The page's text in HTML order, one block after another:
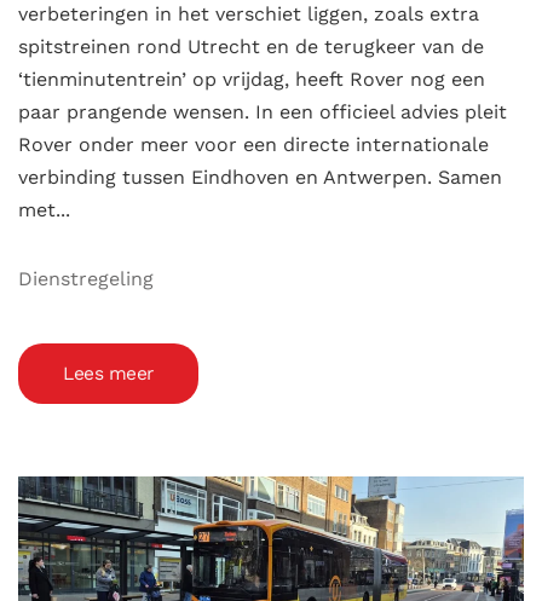
verbeteringen in het verschiet liggen, zoals extra
spitstreinen rond Utrecht en de terugkeer van de
‘tienminutentrein’ op vrijdag, heeft Rover nog een
paar prangende wensen. In een officieel advies pleit
Rover onder meer voor een directe internationale
verbinding tussen Eindhoven en Antwerpen. Samen
met...
Dienstregeling
Lees meer